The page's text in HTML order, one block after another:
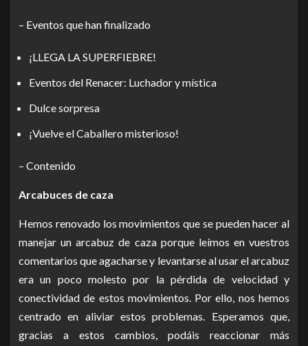
– Eventos que han finalizado
¡LLEGA LA SUPERFIEBRE!
Eventos del Renacer: Luchador y mística
Dulce sorpresa
¡Vuelve el Caballero misterioso!
– Contenido
Arcabuces de caza
Hemos renovado los movimientos que se pueden hacer al
manejar un arcabuz de caza porque leímos en vuestros
comentarios que agacharse y levantarse al usar el arcabuz
era un poco molesto por la pérdida de velocidad y
conectividad de estos movimientos. Por ello, nos hemos
centrado en aliviar estos problemas. Esperamos que,
gracias a estos cambios, podáis reaccionar más